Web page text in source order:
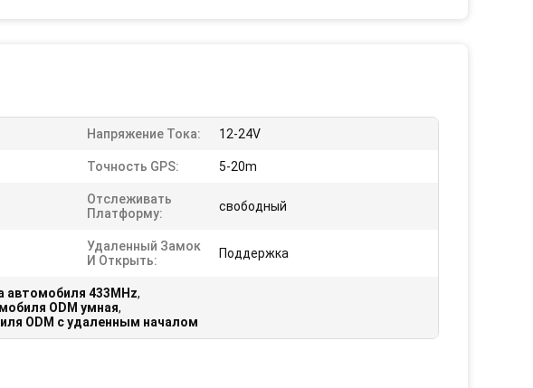
Напряжение Тока: 12-24V
Точность GPS: 5-20m
Отслеживать
Платформу:
свободный
Удаленный Замок
И Открыть:
Поддержка
автомобиля 433MHz,
ODM умная,
ODM с удаленным началом